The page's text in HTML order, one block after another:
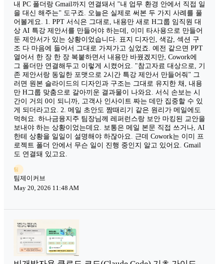
내 PC 폴더랑 Gmail까지 연결돼서 "내 업무 환경 안에서 직접 일
을 대신 해주는" 도구죠. 오늘은 실제로 써본 두 가지 사례를 풀
어볼게요. 1. PPT 서식은 그대로, 내용만 새로 H그룹 임직원 대
상 AI 특강 제안서를 만들어야 하는데, 이미 타사용으로 만들어
둔 제안서가 있는 상황이었습니다. 표지 디자인, 색감, 섹션 구
조 다 마음에 들어서 그대로 가져가고 싶었죠. 예전 같으면 PPT
열어서 한 장 한 장 복붙하면서 내용만 바꿨겠지만, Cowork에
그 폴더만 연결해두고 이렇게 시켰어요. "참고자료 대상으로, 기
존 제안서랑 동일한 포맷으로 2시간 특강 제안서 만들어줘" 그
러면 원본 슬라이드의 디자인과 구조는 그대로 유지한 채, 내용
만 H그룹 맞춤으로 갈아끼운 결과물이 나와요. 서식 손보는 시
간이 거의 0이 되니까, 고객사 인사이트 짜는 데만 집중할 수 있
게 되더라고요. 2. 메일 초안도 짬때리기 같은 원리가 메일에도
먹혀요. 하나금융지주 팀장님께 레퍼런스랑 보안 마킹된 교안을
보내야 하는 상황이었는데요. 보통은 메일 본문 직접 쓰거나, AI
한테 상황을 일일이 설명해야 하잖아요. 근데 Cowork는 이미 프
로젝트 폴더 안에서 무슨 일이 진행 중인지 알고 있어요. Gmail
도 연결돼 있고요.
팀
팀제이커브
May 20, 2026 11:48 AM